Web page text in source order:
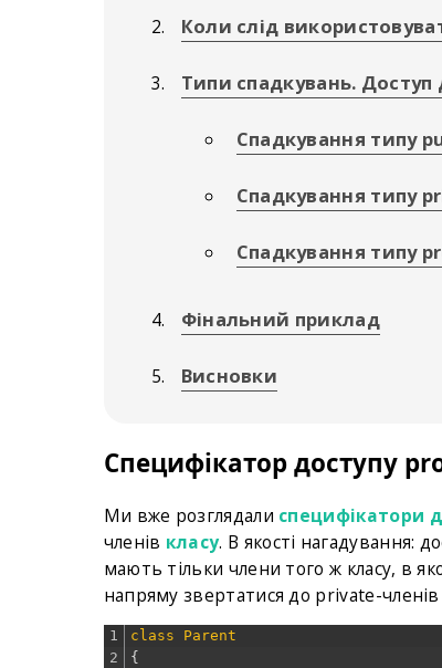
Коли слід
Типи спадкувань. Доступ
Спадкування типу
Спадкування типу
Спадкування типу
Фінальний приклад
Висновки
Специфікатор доступу
Ми вже розглядали специфікатори
членів класу. В якості нагадування:
мають тільки члени того ж класу, в
напряму звертатися до private-членів
1
2
class
Parent
{